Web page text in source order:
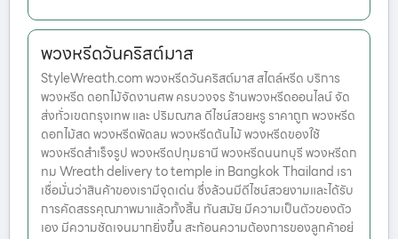
พวงหรีดวันคริสต์มาส
StyleWreath.com พวงหรีดวันคริสต์มาส สไตล์หรีด บริการ
พวงหรีด ดอกไม้จัดงานศพ ครบวงจร ร้านพวงหรีดออนไลน์ จัด
ส่งทั่วเขตกรุงเทพ และ ปริมณฑล ดีไซน์สวยหรู ราคาถูก พวงหรีด
ดอกไม้สด พวงหรีดพัดลม พวงหรีดต้นไม้ พวงหรีดของใช้
พวงหรีดสำเร็จรูป พวงหรีดปทุมธานี พวงหรีดนนทบุรี พวงหรีดก
ทม Wreath delivery to temple in Bangkok Thailand เรา
เชื่อมั่นว่าสินค้าของเรามีจุดเด่น ซึ่งล้วนมีดีไซน์สวยงามและได้รับ
การคัดสรรคุณภาพมาแล้วทั้งสิ้น ทันสมัย มีความเป็นตัวของตัว
เอง มีความชัดเจนมากยิ่งขึ้น สะท้อนความต้องการของลูกค้าอย่